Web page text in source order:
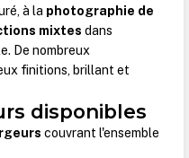
à la photographie de
mixtes dans
De nombreux
finitions, brillant et
disponibles
couvrant l'ensemble